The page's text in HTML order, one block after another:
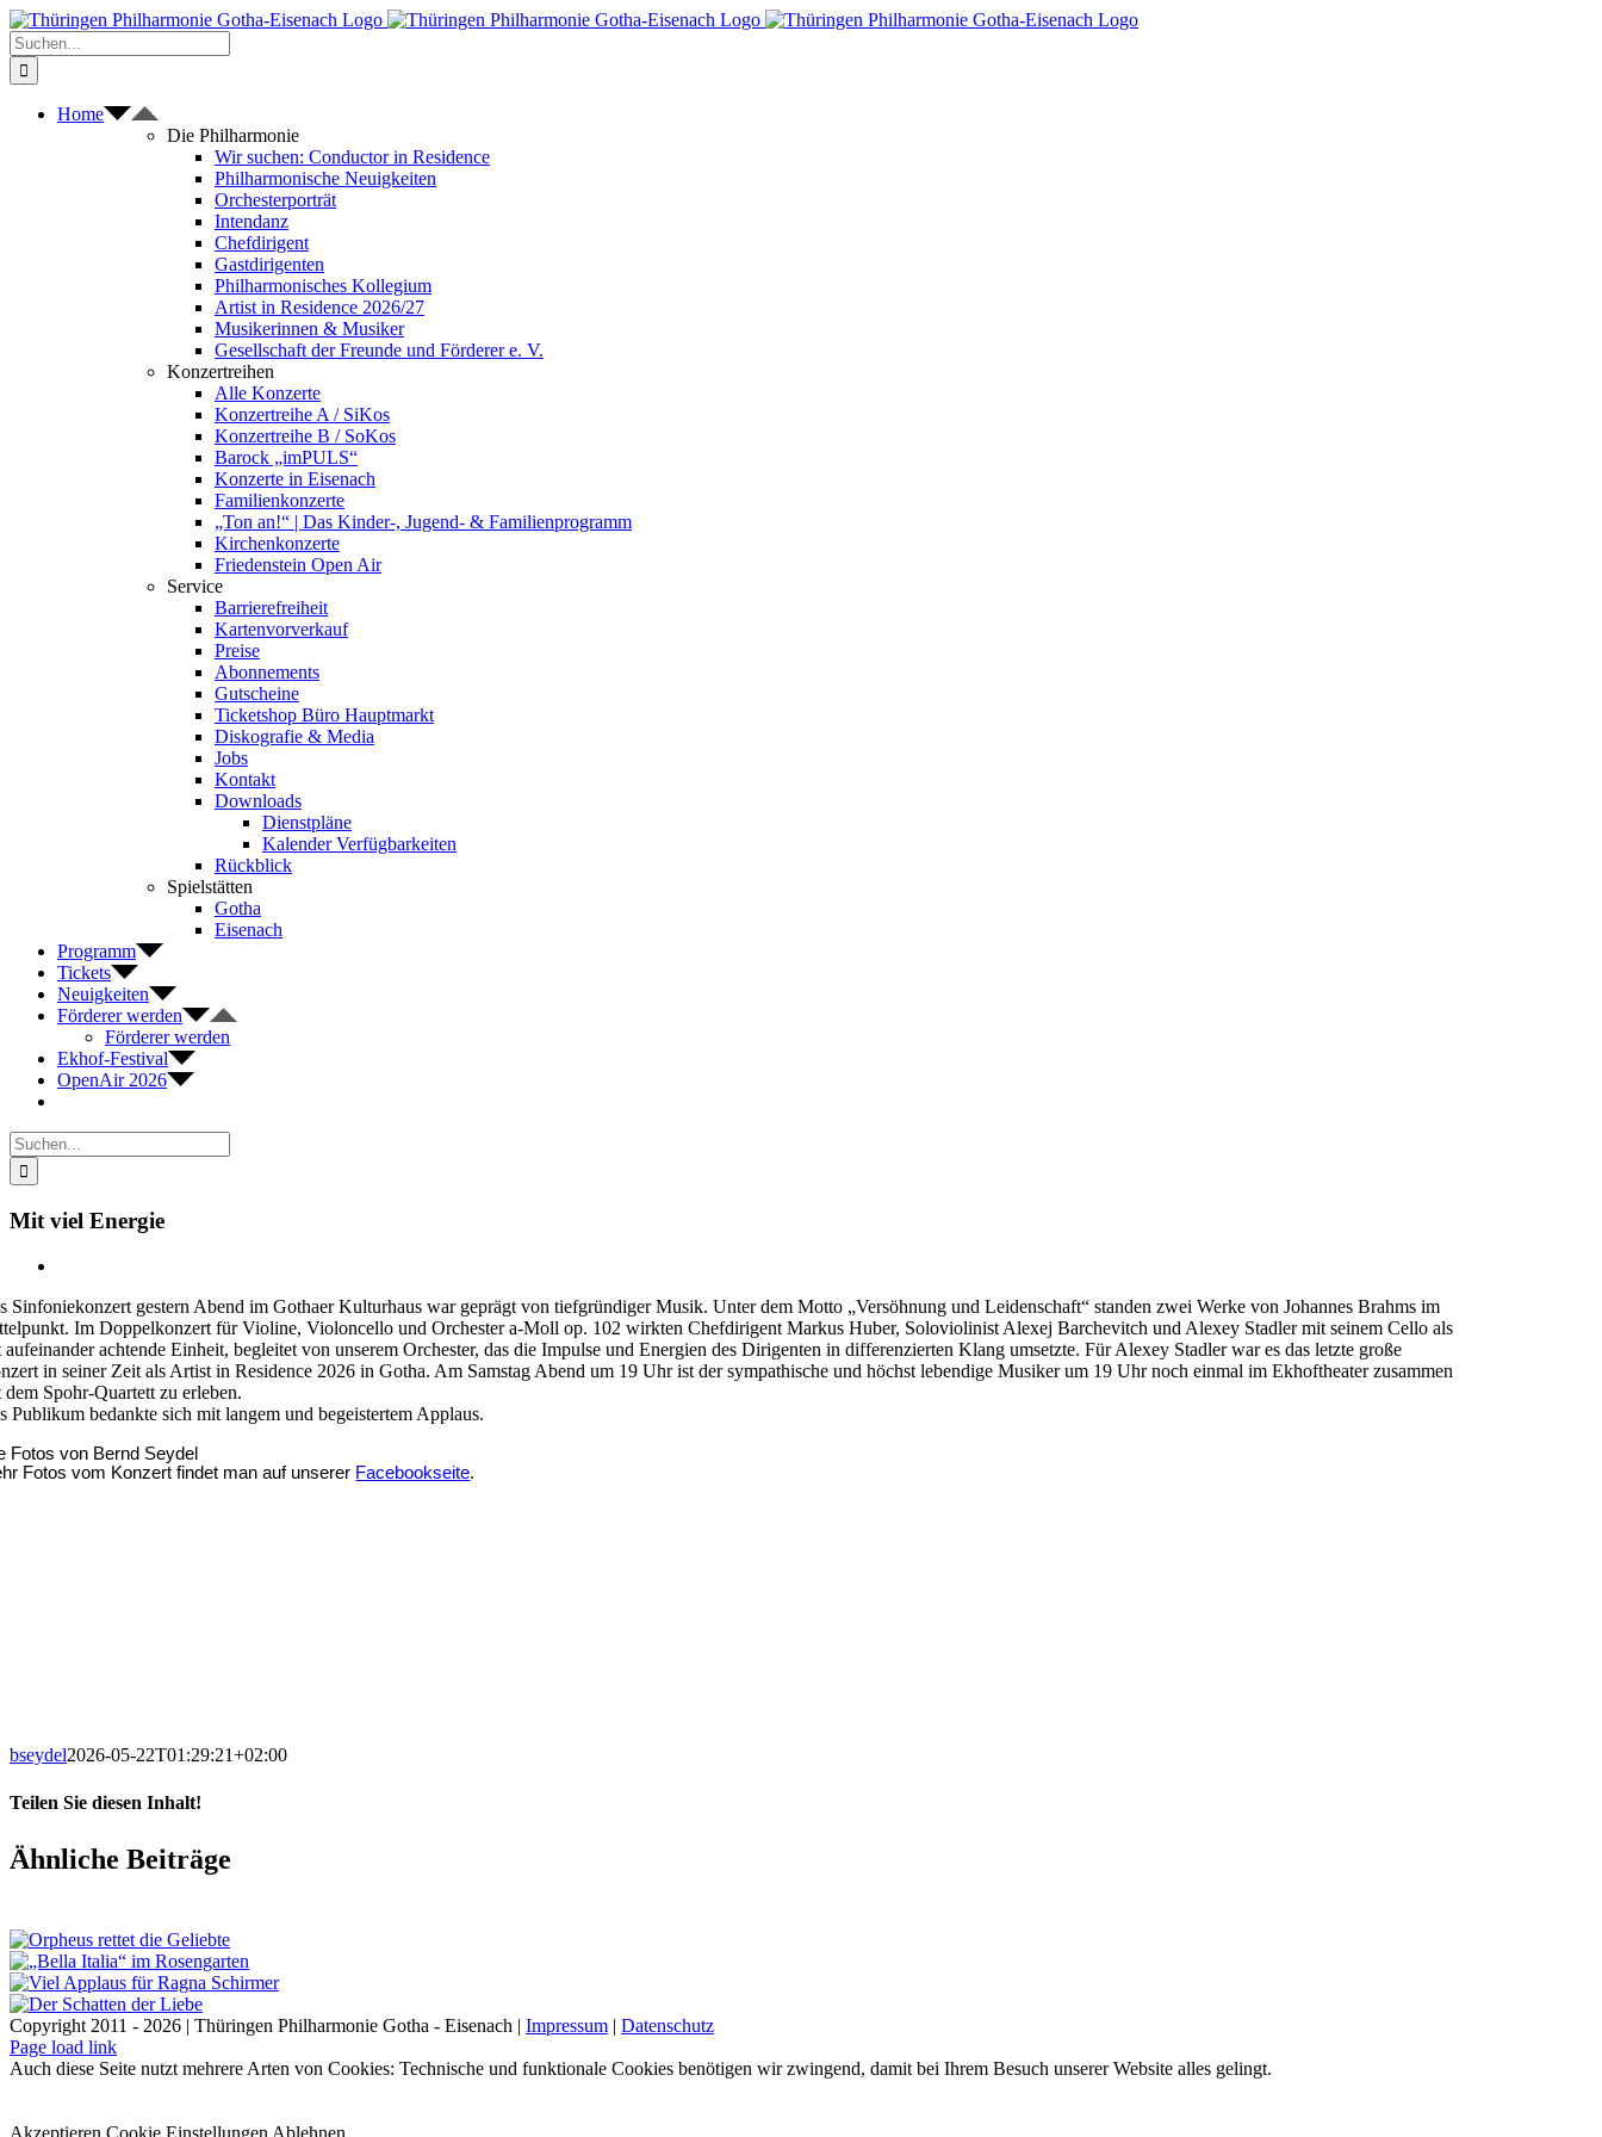
Zum
Inhalt
springen
Suche
nach:
Home
Die Philharmonie
Wir suchen: Conductor in Residence
Philharmonische Neuigkeiten
Orchesterporträt
Intendanz
Chefdirigent
Gastdirigenten
Philharmonisches Kollegium
Artist in Residence 2026/27
Musikerinnen & Musiker
Gesellschaft der Freunde und Förderer e. V.
Konzertreihen
Alle Konzerte
Konzertreihe A / SiKos
Konzertreihe B / SoKos
Barock „imPULS“
Konzerte in Eisenach
Familienkonzerte
„Ton an!“ | Das Kinder-, Jugend- & Familienprogramm
Kirchenkonzerte
Friedenstein Open Air
Service
Barrierefreiheit
Kartenvorverkauf
Preise
Abonnements
Gutscheine
Ticketshop Büro Hauptmarkt
Diskografie & Media
Jobs
Kontakt
Downloads
Dienstpläne
Kalender Verfügbarkeiten
Rückblick
Spielstätten
Gotha
Eisenach
Programm
Tickets
Neuigkeiten
Förderer werden
Förderer werden
Ekhof-Festival
OpenAir 2026
Suche
nach:
Mit viel Energie
Bild
Sinfoniekonzert gestern Abend im Gothaer Kulturhaus war geprägt von tiefgründiger Musik. Unter dem Motto „Versöhnung und Leidenschaft“ standen zwei Werke von Johannes Brahms im
Im Doppelkonzert für Violine, Violoncello und Orchester a-Moll op. 102 wirkten Chefdirigent Markus Huber, Soloviolinist Alexej Barchevitch und Alexey Stadler mit seinem Cello als
aufeinander achtende Einheit, begleitet von unserem Orchester, das die Impulse und Energien des Dirigenten in differenzierten Klang umsetzte. Für Alexey Stadler war es das letzte große
in seiner Zeit als Artist in Residence 2026 in Gotha. Am Samstag Abend um 19 Uhr ist der sympathische und höchst lebendige Musiker um 19 Uhr noch einmal im Ekhoftheater zusammen
dem Spohr-Quartett zu erleben.
Publikum bedankte sich mit langem und begeistertem Applaus.
Fotos von Bernd Seydel
Fotos vom Konzert findet man auf unserer Facebookseite.
bseydel2026-05-22T01:29:21+02:00
Teilen Sie diesen Inhalt!
Facebook
X
LinkedIn
E-
Mail
Ähnliche Beiträge
Copyright 2011 - 2026 | Thüringen Philharmonie Gotha - Eisenach | Impressum | Datenschutz
Facebook
Instagram
WhatsApp
YouTube
E-
Mail
Telefon
Page load link
Auch diese Seite nutzt mehrere Arten von Cookies: Technische und funktionale Cookies benötigen wir zwingend, damit bei Ihrem Besuch unserer Website alles gelingt.
Akzeptieren Cookie Einstellungen Ablehnen